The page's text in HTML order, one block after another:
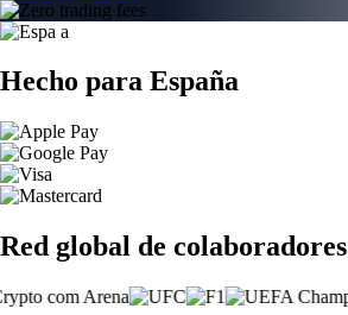
Hecho para España
Red global de colaboradores